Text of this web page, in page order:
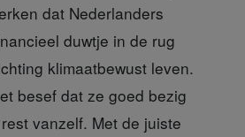
dat Nederlanders
duwtje in de rug
klimaatbewust leven.
besef dat ze goed bezig
vanzelf. Met de juiste